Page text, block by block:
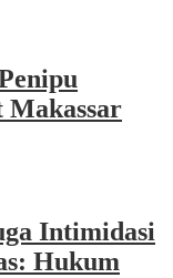
Makassar
Intimidasi
Hukum